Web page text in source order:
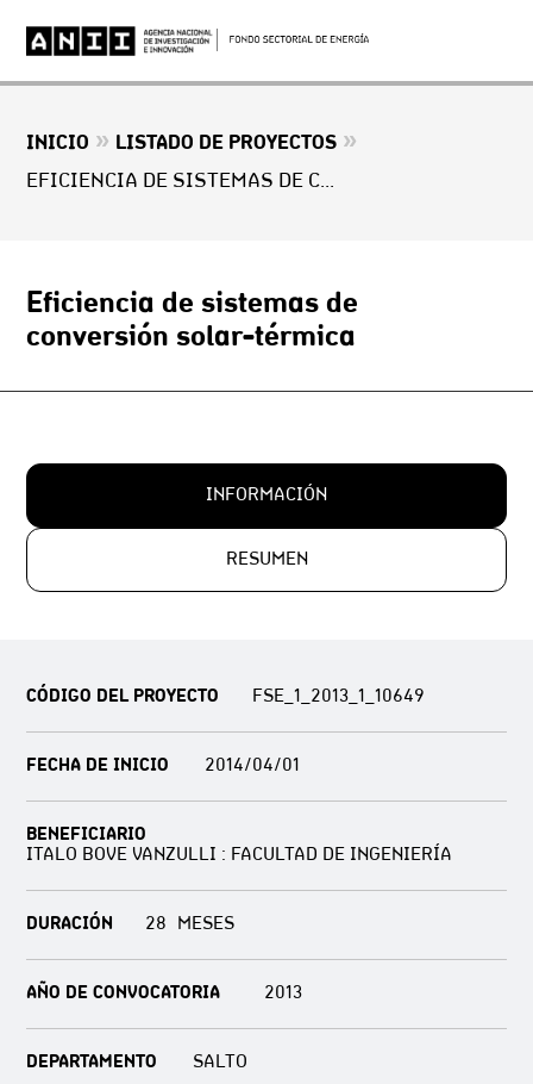
INICIO » LISTADO DE PROYECTOS »
EFICIENCIA DE SISTEMAS DE CONVERSIÓN SOLAR-TÉRMICA
Eficiencia de sistemas de
conversión solar-térmica
INFORMACIÓN
RESUMEN
CÓDIGO DEL PROYECTO FSE_1_2013_1_10649
FECHA DE INICIO 2014/04/01
BENEFICIARIO
ITALO BOVE VANZULLI : FACULTAD DE INGENIERÍA
DURACIÓN 28
AÑO DE CONVOCATORIA 2013
DEPARTAMENTO SALTO